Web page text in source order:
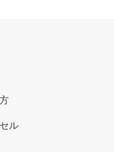
ル